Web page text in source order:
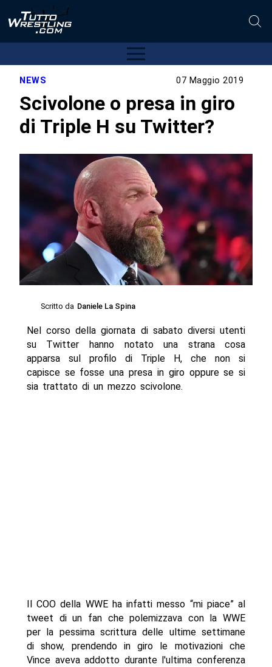
NEWS 07 Maggio 2019
Scivolone o presa in giro
di Triple H su Twitter?
Scritto da Daniele La Spina
Nel corso della giornata di sabato diversi utenti
su Twitter hanno notato una strana cosa
apparsa sul profilo di Triple H, che non si
capisce se fosse una presa in giro oppure se si
sia trattato di un mezzo scivolone.
Il COO della WWE ha infatti messo “mi piace” al
tweet di un fan che polemizzava con la WWE
per la pessima scrittura delle ultime settimane
di show, prendendo in giro le motivazioni che
Vince aveva addotto durante l'ultima conferenza